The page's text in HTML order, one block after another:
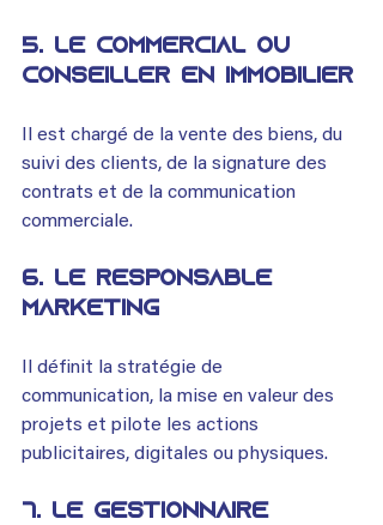
5. Le commercial ou
conseiller en immobilier
Il est chargé de la vente des biens, du
suivi des clients, de la signature des
contrats et de la communication
commerciale.
6. Le responsable
marketing
Il définit la stratégie de
communication, la mise en valeur des
projets et pilote les actions
publicitaires, digitales ou physiques.
7. Le gest onnaire